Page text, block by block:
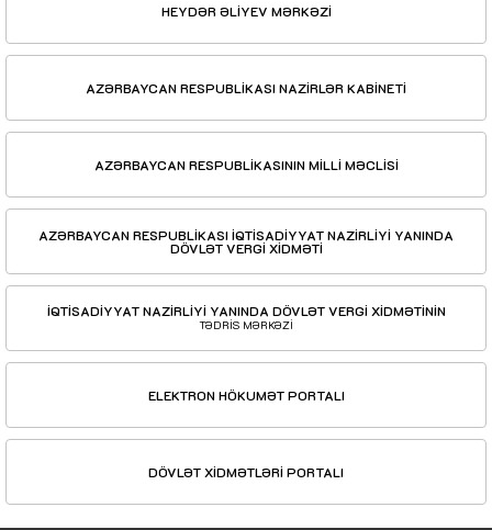
HEYDƏR ƏLİYEV MƏRKƏZİ
AZƏRBAYCAN RESPUBLİKASI NAZİRLƏR KABİNETİ
AZƏRBAYCAN RESPUBLİKASININ MİLLİ MƏCLİSİ
AZƏRBAYCAN RESPUBLİKASI İQTİSADİYYAT NAZİRLİYİ YANINDA
DÖVLƏT VERGİ XİDMƏTİ
İQTİSADİYYAT NAZİRLİYİ YANINDA DÖVLƏT VERGİ XİDMƏTİNİN
TƏDRİS MƏRKƏZİ
ELEKTRON HÖKUMƏT PORTALI
DÖVLƏT XİDMƏTLƏRİ PORTALI